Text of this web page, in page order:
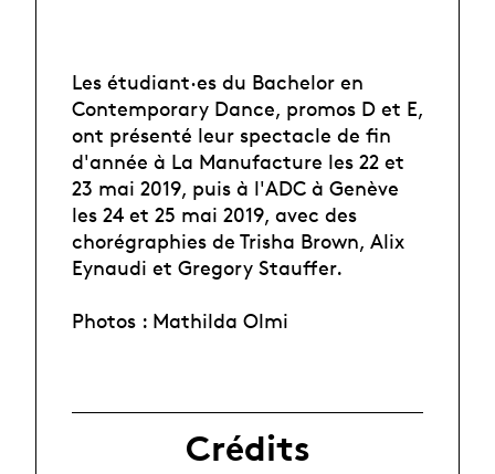
Les étudiant·es du Bachelor en
Contemporary Dance, promos D et E,
ont présenté leur spectacle de fin
d'année à La Manufacture les 22 et
23 mai 2019, puis à l'ADC à Genève
les 24 et 25 mai 2019, avec des
chorégraphies de Trisha Brown, Alix
Eynaudi et Gregory Stauffer.
Photos : Mathilda Olmi
Crédits